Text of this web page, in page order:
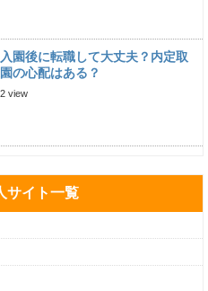
園後に転職して大丈夫？内定取
の心配はある？
view
サイト一覧